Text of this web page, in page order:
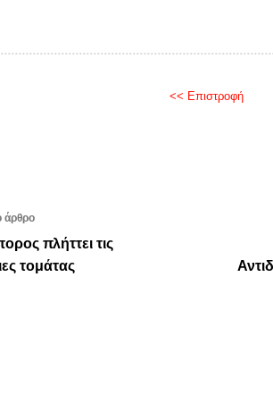
<< Επιστροφή
άρθρο
πλήττει τις
τομάτας